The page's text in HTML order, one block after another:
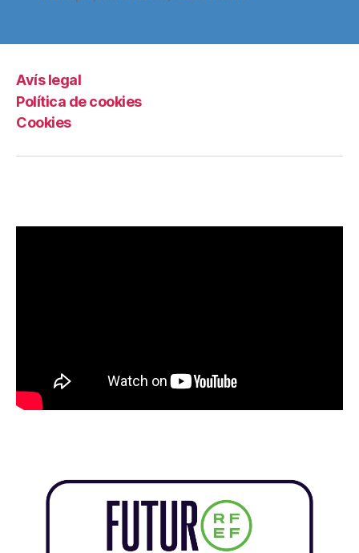
Avís legal
Política de cookies
Cookies